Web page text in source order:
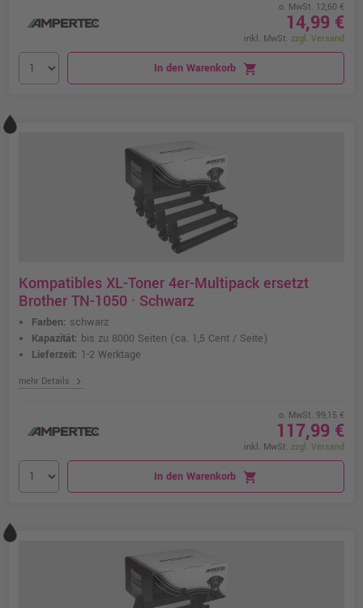
o. MwSt. 12,60 €
14,99 €
inkl. MwSt. zzgl. Versand
In den Warenkorb shopping_cart
Kompatibles XL-Toner 4er-Multipack ersetzt
Brother TN-1050 · Schwarz
Farben: schwarz
Kapazität: bis zu 8000 Seiten (ca. 1,5 Cent / Seite)
Lieferzeit: 1-2 Werktage
mehr Details chevron_right
o. MwSt. 99,15 €
117,99 €
inkl. MwSt. zzgl. Versand
In den Warenkorb shopping_cart